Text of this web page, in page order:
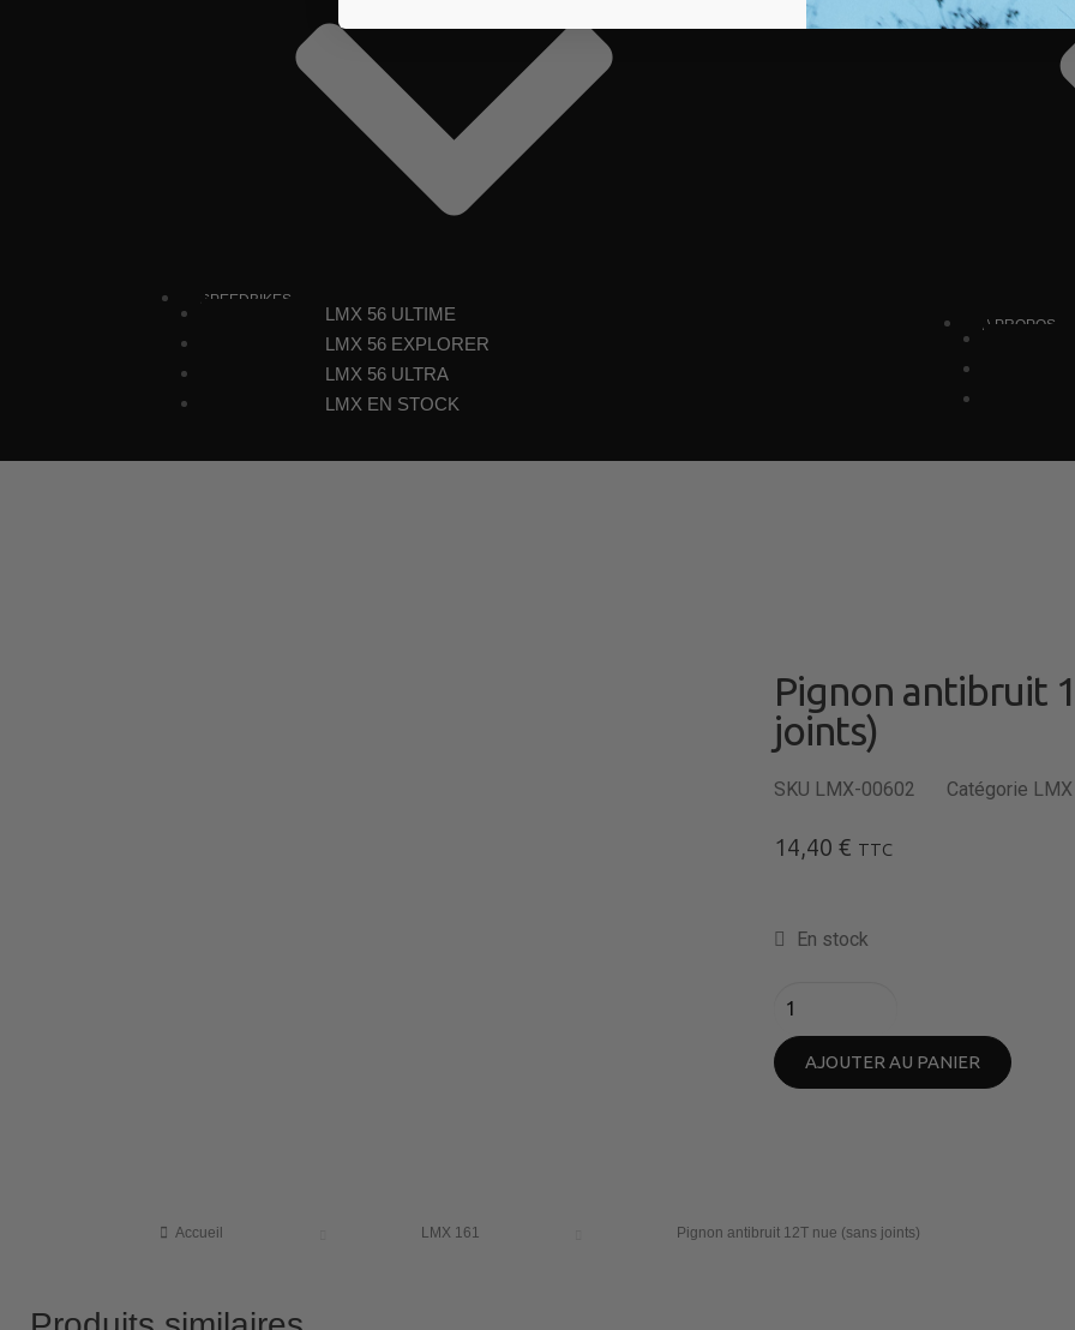
SPEEDBIKES
LMX 56 ULTIME
LMX 56 EXPLORER
LMX 56 ULTRA
LMX EN STOCK
A PROPOS
Pignon antibruit
joints)
SKU LMX-00602 Catégorie
14,40 € TTC
En stock
AJOUTER AU PANIER
Accueil LMX 161 Pignon antibruit 12T nue (sans joints)